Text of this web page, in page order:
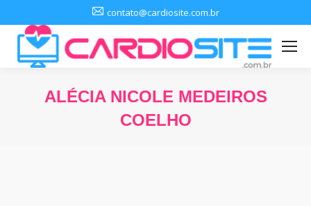
contato@cardiosite.com.br
ALÉCIA NICOLE MEDEIROS
COELHO